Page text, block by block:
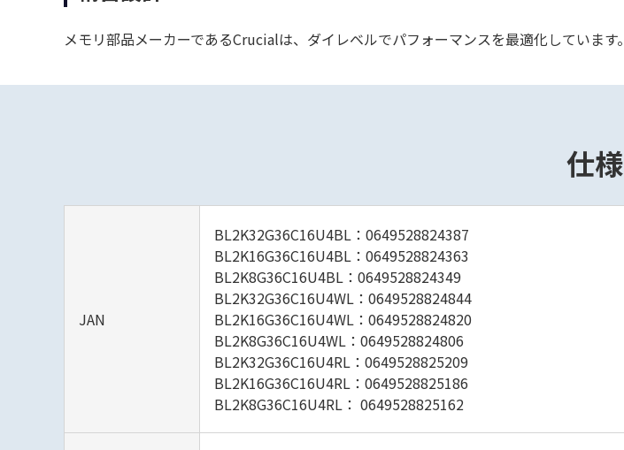
メモリ部品メーカーであるCrucialは、ダイレベルでパフォーマンスを最適化しています。
仕様
JAN
BL2K32G36C16U4BL：0649528824387
BL2K16G36C16U4BL：0649528824363
BL2K8G36C16U4BL：0649528824349
BL2K32G36C16U4WL：0649528824844
BL2K16G36C16U4WL：0649528824820
BL2K8G36C16U4WL：0649528824806
BL2K32G36C16U4RL：0649528825209
BL2K16G36C16U4RL：0649528825186
BL2K8G36C16U4RL： 0649528825162